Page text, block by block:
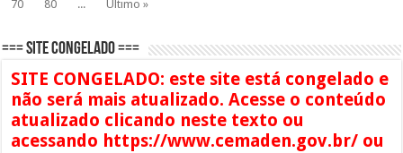
70
80 ... Ultimo »
=== SITE CONGELADO ===
SITE CONGELADO: este site está congelado e
não será mais atualizado. Acesse o conteúdo
atualizado clicando neste texto ou
acessando https://www.cemaden.gov.br/ ou